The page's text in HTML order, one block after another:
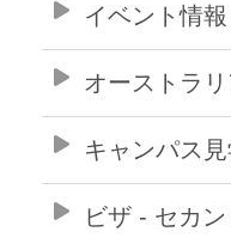
イベント情
オーストラ
キャンパス
ビザ - セカ